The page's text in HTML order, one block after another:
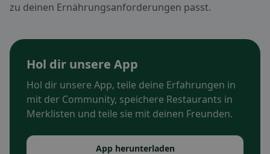
zu deinen Ernährungsanforderungen passt.
Hol dir unsere App
Hol dir unsere App, teile deine Erfahrungen in
mit der Community, speichere Restaurants in
Merklisten und teile sie mit deinen Freunden.
App herunterladen